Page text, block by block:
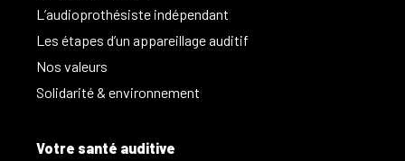
L’audioprothésiste indépendant
Les étapes d’un appareillage auditif
Nos valeurs
Solidarité & environnement
Votre santé auditive